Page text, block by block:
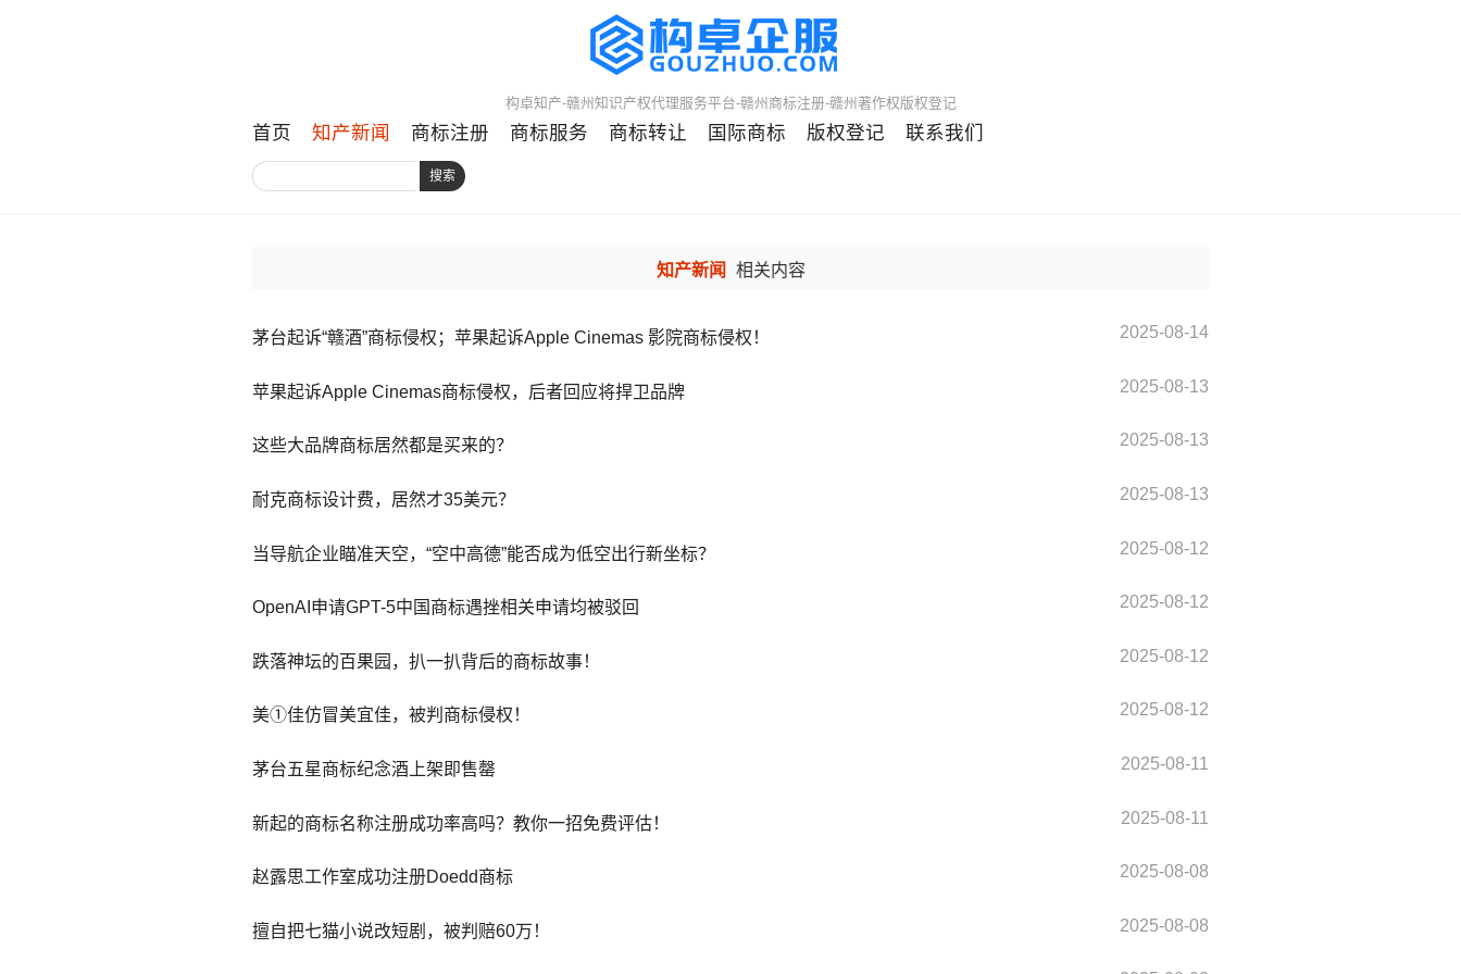
构卓知产-赣州知识产权代理服务平台-赣州商标注册-赣州著作权版权登记
首页 知产新闻 商标注册 商标服务 商标转让 国际商标 版权登记 联系我们
搜索
知产新闻 相关内容
茅台起诉“赣酒”商标侵权；苹果起诉Apple Cinemas 影院商标侵权！ 2025-08-14
苹果起诉Apple Cinemas商标侵权，后者回应将捍卫品牌 2025-08-13
这些大品牌商标居然都是买来的？ 2025-08-13
耐克商标设计费，居然才35美元？ 2025-08-13
当导航企业瞄准天空，“空中高德”能否成为低空出行新坐标？ 2025-08-12
OpenAI申请GPT-5中国商标遇挫相关申请均被驳回 2025-08-12
跌落神坛的百果园，扒一扒背后的商标故事！ 2025-08-12
美①佳仿冒美宜佳，被判商标侵权！ 2025-08-12
茅台五星商标纪念酒上架即售罄 2025-08-11
新起的商标名称注册成功率高吗？教你一招免费评估！ 2025-08-11
赵露思工作室成功注册Doedd商标 2025-08-08
擅自把七猫小说改短剧，被判赔60万！ 2025-08-08